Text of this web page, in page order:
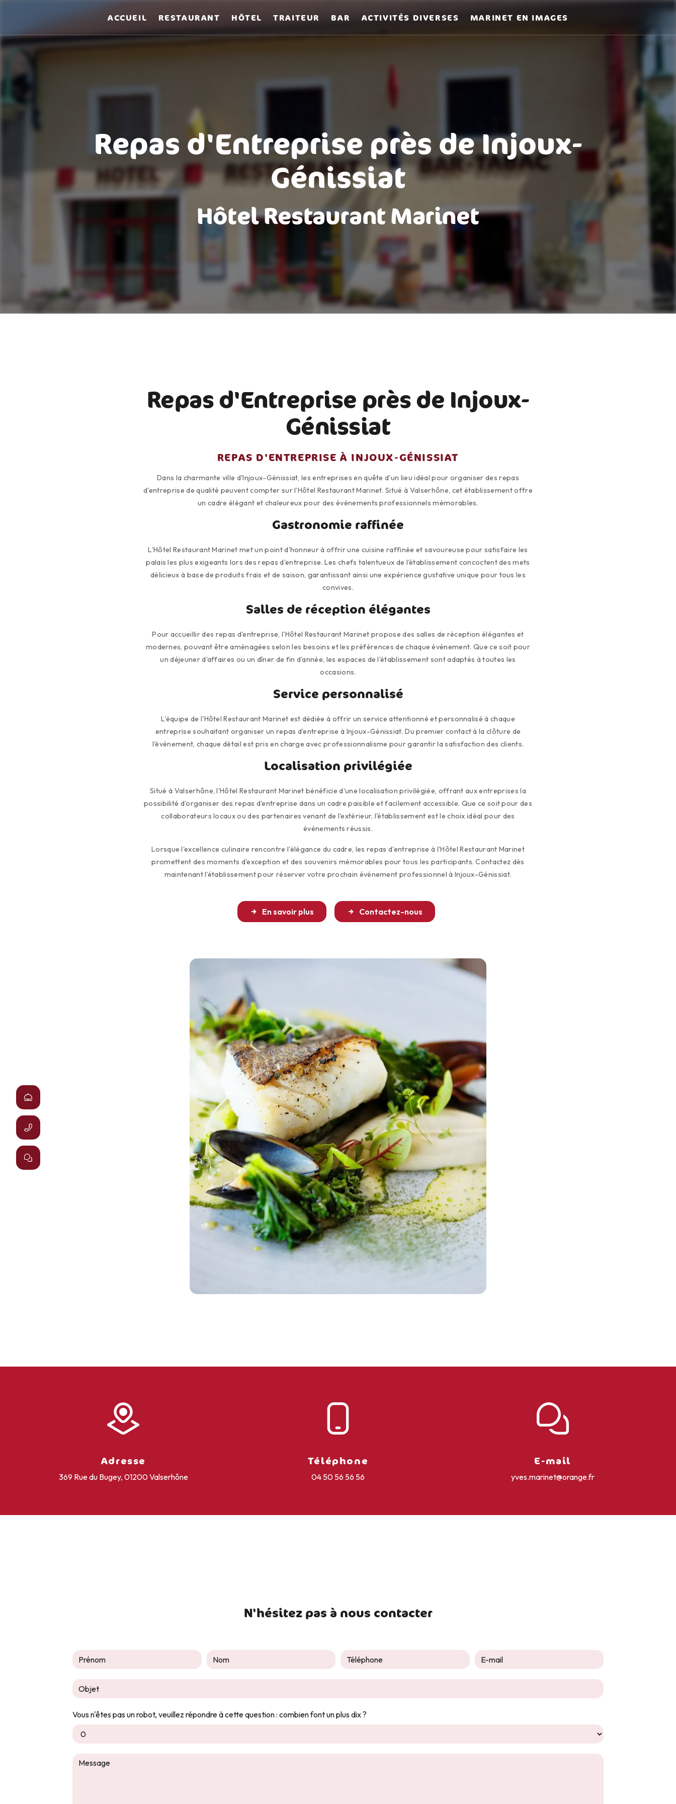
ACCUEIL RESTAURANT HÔTEL TRAITEUR BAR ACTIVITÉS DIVERSES MARINET EN IMAGES
Repas d'Entreprise près de Injoux-
Génissiat
Hôtel Restaurant Marinet
Repas d'Entreprise près de Injoux-
Génissiat
REPAS D'ENTREPRISE À INJOUX-GÉNISSIAT
Dans la charmante ville d'Injoux-Génissiat, les entreprises en quête d'un lieu idéal pour organiser des repas
d'entreprise de qualité peuvent compter sur l'Hôtel Restaurant Marinet. Situé à Valserhône, cet établissement offre
un cadre élégant et chaleureux pour des événements professionnels mémorables.
Gastronomie raffinée
L'Hôtel Restaurant Marinet met un point d'honneur à offrir une cuisine raffinée et savoureuse pour satisfaire les
palais les plus exigeants lors des repas d'entreprise. Les chefs talentueux de l'établissement concoctent des mets
délicieux à base de produits frais et de saison, garantissant ainsi une expérience gustative unique pour tous les
convives.
Salles de réception élégantes
Pour accueillir des repas d'entreprise, l'Hôtel Restaurant Marinet propose des salles de réception élégantes et
modernes, pouvant être aménagées selon les besoins et les préférences de chaque événement. Que ce soit pour
un déjeuner d'affaires ou un dîner de fin d'année, les espaces de l'établissement sont adaptés à toutes les
occasions.
Service personnalisé
L'équipe de l'Hôtel Restaurant Marinet est dédiée à offrir un service attentionné et personnalisé à chaque
entreprise souhaitant organiser un repas d'entreprise à Injoux-Génissiat. Du premier contact à la clôture de
l'événement, chaque détail est pris en charge avec professionnalisme pour garantir la satisfaction des clients.
Localisation privilégiée
Situé à Valserhône, l'Hôtel Restaurant Marinet bénéficie d'une localisation privilégiée, offrant aux entreprises la
possibilité d'organiser des repas d'entreprise dans un cadre paisible et facilement accessible. Que ce soit pour des
collaborateurs locaux ou des partenaires venant de l'extérieur, l'établissement est le choix idéal pour des
événements réussis.
Lorsque l'excellence culinaire rencontre l'élégance du cadre, les repas d'entreprise à l'Hôtel Restaurant Marinet
promettent des moments d'exception et des souvenirs mémorables pour tous les participants. Contactez dès
maintenant l'établissement pour réserver votre prochain événement professionnel à Injoux-Génissiat.
En savoir plus Contactez-nous
Adresse
369 Rue du Bugey, 01200 Valserhône
Téléphone
04 50 56 56 56
E-mail
yves.marinet@orange.fr
N'hésitez pas à nous contacter
Vous n'êtes pas un robot, veuillez répondre à cette question : combien font un plus dix ?